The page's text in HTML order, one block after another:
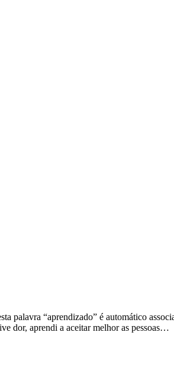
palavra “aprendizado” é automático
dor, aprendi a aceitar melhor as pessoas…